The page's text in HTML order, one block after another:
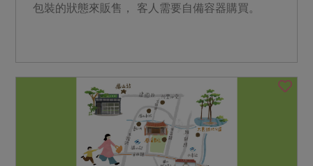
包裝的狀態來販售， 客人需要自備容器購買。